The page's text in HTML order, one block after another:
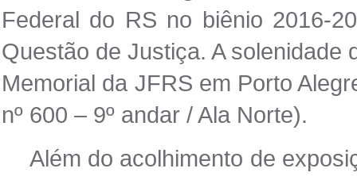
Federal do RS no biênio 2016-
Questão de Justiça. A
Memorial da JFRS em Porto
nº 600 – 9º andar / Ala Norte).
Além do acolhimento de